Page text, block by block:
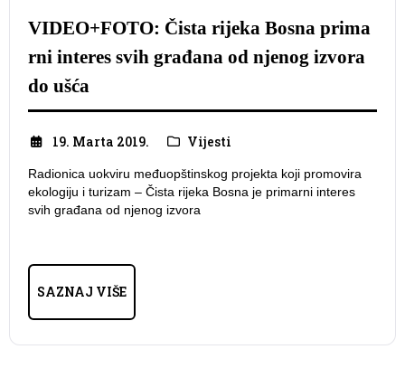
VIDEO+FOTO: Čista rijeka Bosna prima
rni interes svih građana od njenog izvora
do ušća
19. Marta 2019. Vijesti
Radionica uokviru međuopštinskog projekta koji promovira
ekologiju i turizam – Čista rijeka Bosna je primarni interes
svih građana od njenog izvora
SAZNAJ VIŠE